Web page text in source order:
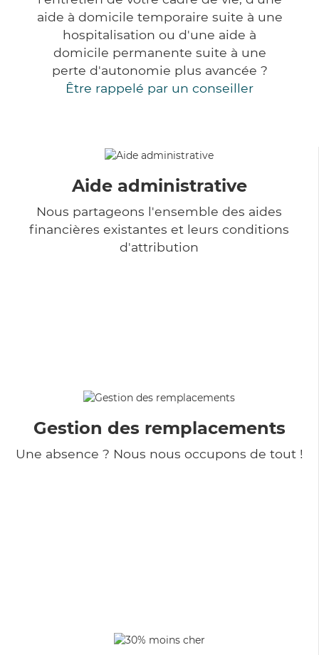
aide à domicile temporaire suite à une
hospitalisation ou d'une aide à
domicile permanente suite à une
perte d'autonomie plus avancée ?
Être rappelé par un conseiller
Aide administrative
Nous partageons l'ensemble des aides
financières existantes et leurs conditions
d'attribution
Gestion des remplacements
Une absence ? Nous nous occupons de tout !